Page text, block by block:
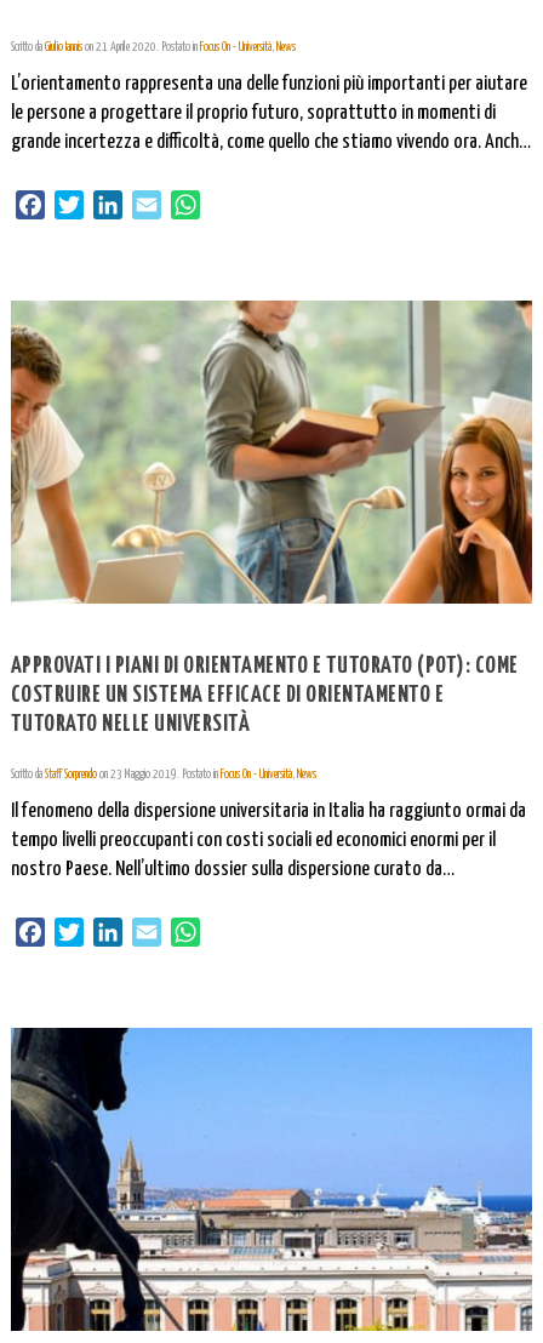
Scritto da Giulio Iannison 21 Aprile 2020. Postato in Focus On - Università, News
L’orientamento rappresenta una delle funzioni più importanti per aiutare
le persone a progettare il proprio futuro, soprattutto in momenti di
grande incertezza e difficoltà, come quello che stiamo vivendo ora. Anche
orientamento possono essere svolte a distanza e, in alcuni casi, anche
FacebookTwitter LinkedIn Email
APPROVATI I PIANI DI ORIENTAMENTO E TUTORATO (POT): COME
COSTRUIRE UN SISTEMA EFFICACE DI ORIENTAMENTO E
TUTORATO NELLE UNIVERSITÀ
Scritto da Staff Sorprendoon 23 Maggio 2019. Postato in Focus On - Università, News
Il fenomeno della dispersione universitaria in Italia ha raggiunto ormai da
tempo livelli preoccupanti con costi sociali ed economici enormi per il
nostro Paese. Nell’ultimo dossier sulla dispersione curato da
tristemente noto anch’esso da anni: l’incidenza …
FacebookTwitter LinkedIn Email